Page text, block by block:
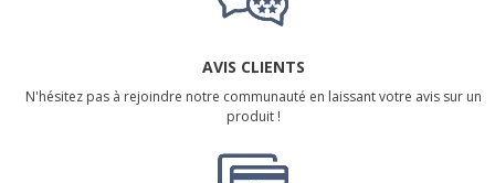
AVIS CLIENTS
N'hésitez pas à rejoindre notre communauté en laissant votre avis sur un
produit !